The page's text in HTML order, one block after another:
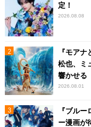
定！
2026.08.08
『モア
松也、ミ
響かせる
2026.08.01
『ブル
ー漫画が